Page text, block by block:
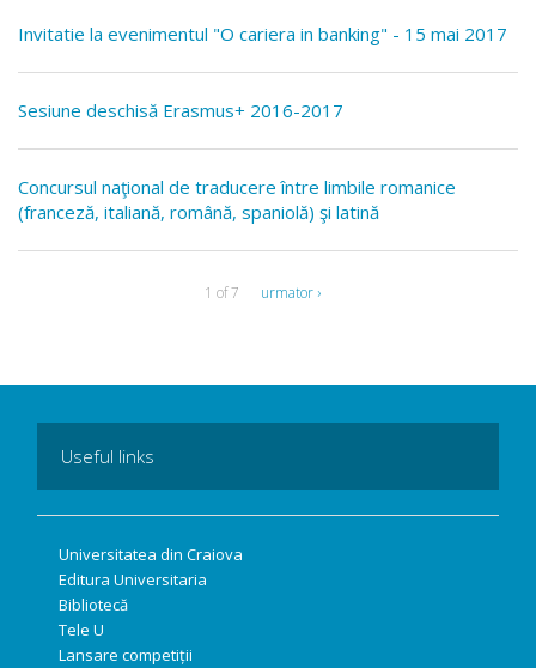
Invitatie la evenimentul "O cariera in banking" - 15 mai 2017
Sesiune deschisă Erasmus+ 2016-2017
Concursul naţional de traducere între limbile romanice
(franceză, italiană, română, spaniolă) şi latină
1 of 7 urmator ›
Useful links
Universitatea din Craiova
Editura Universitaria
Bibliotecă
Tele U
Lansare competiții